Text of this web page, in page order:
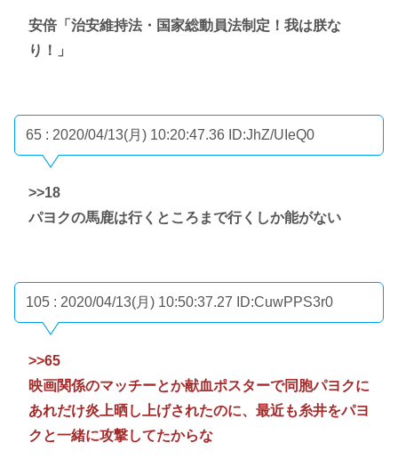
安倍「治安維持法・国家総動員法制定！我は朕な
り！」
65 : 2020/04/13(月) 10:20:47.36 ID:JhZ/UIeQ0
>>18
パヨクの馬鹿は行くところまで行くしか能がない
105 : 2020/04/13(月) 10:50:37.27 ID:CuwPPS3r0
>>65
映画関係のマッチーとか献血ポスターで同胞パヨクに
あれだけ炎上晒し上げされたのに、最近も糸井をパヨ
クと一緒に攻撃してたからな